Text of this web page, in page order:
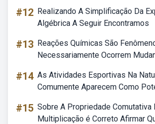
#12 Realizando A Simplificação Da
Algébrica A Seguir Encontramos
#13 Reações Químicas São
Necessariamente Ocorrem
#14 As Atividades Esportivas Na
Comumente Aparecem Como
#15 Sobre A Propriedade Comutativa
Multiplicação é Correto Afirmar